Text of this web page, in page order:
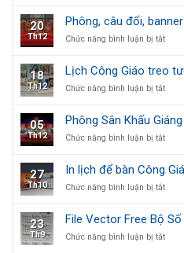
CÁC
ĐỨC
MỤC
VIỆT
NAM
2024
free
–
Chuẩn
ấn
chất
lượng
20
Th12
Phông, câu đối,
Chức năng bình luận bị tắtở
đối,
trí
tết
Công
18
Th12
Lịch Công Giáo treo
Chức năng bình luận bị tắtở
Giáo
treo
tờ,
5
và
7
tờ
05
Th12
Phông Sân Khấu
Chức năng bình luận bị tắtở
Khấu
Giáng
Sinh]
27
Th10
In lịch để bàn Công
Chức năng bình luận bị tắtở
để
bàn
23
Th9
File Vector Free Bộ
Chức năng bình luận bị tắtở